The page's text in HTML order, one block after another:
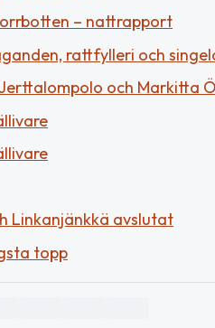
– nattrapport
rattfylleri och
och Markitta Ö
Linkanjänkkä avslutat
topp